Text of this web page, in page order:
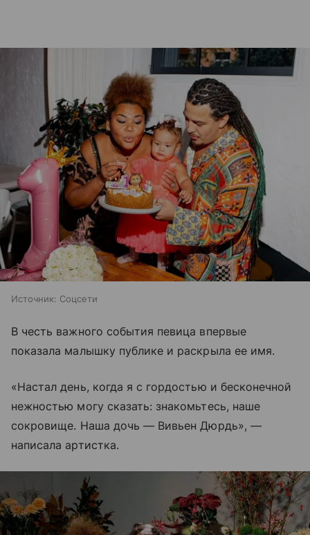
Источник: Соцсети
В честь важного события певица впервые
показала малышку публике и раскрыла ее имя.
«Настал день, когда я с гордостью и бесконечной
нежностью могу сказать: знакомьтесь, наше
сокровище. Наша дочь — Вивьен Дюрдь», —
написала артистка.